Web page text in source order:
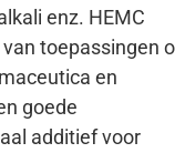
enz. HEMC
toepassingen
en
goede
additief voor